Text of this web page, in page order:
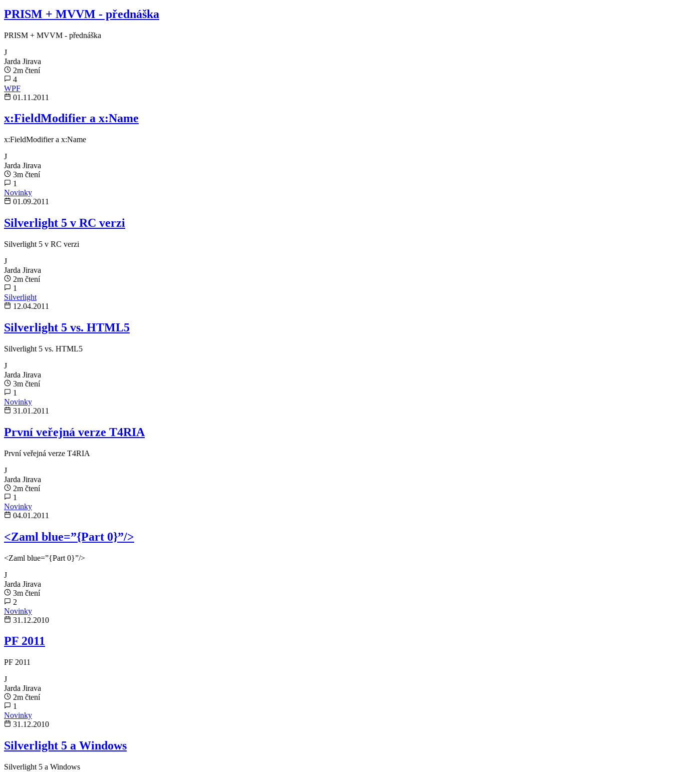
PRISM + MVVM - přednáška
PRISM + MVVM - přednáška
J
Jarda Jirava
2m čtení
4
WPF
01.11.2011
x:FieldModifier a x:Name
x:FieldModifier a x:Name
J
Jarda Jirava
3m čtení
1
Novinky
01.09.2011
Silverlight 5 v RC verzi
Silverlight 5 v RC verzi
J
Jarda Jirava
2m čtení
1
Silverlight
12.04.2011
Silverlight 5 vs. HTML5
Silverlight 5 vs. HTML5
J
Jarda Jirava
3m čtení
1
Novinky
31.01.2011
První veřejná verze T4RIA
První veřejná verze T4RIA
J
Jarda Jirava
2m čtení
1
Novinky
04.01.2011
<Zaml blue=”{Part 0}”/>
<Zaml blue=”{Part 0}”/>
J
Jarda Jirava
3m čtení
2
Novinky
31.12.2010
PF 2011
PF 2011
J
Jarda Jirava
2m čtení
1
Novinky
31.12.2010
Silverlight 5 a Windows
Silverlight 5 a Windows